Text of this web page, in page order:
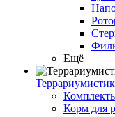
Ещё
Корм для